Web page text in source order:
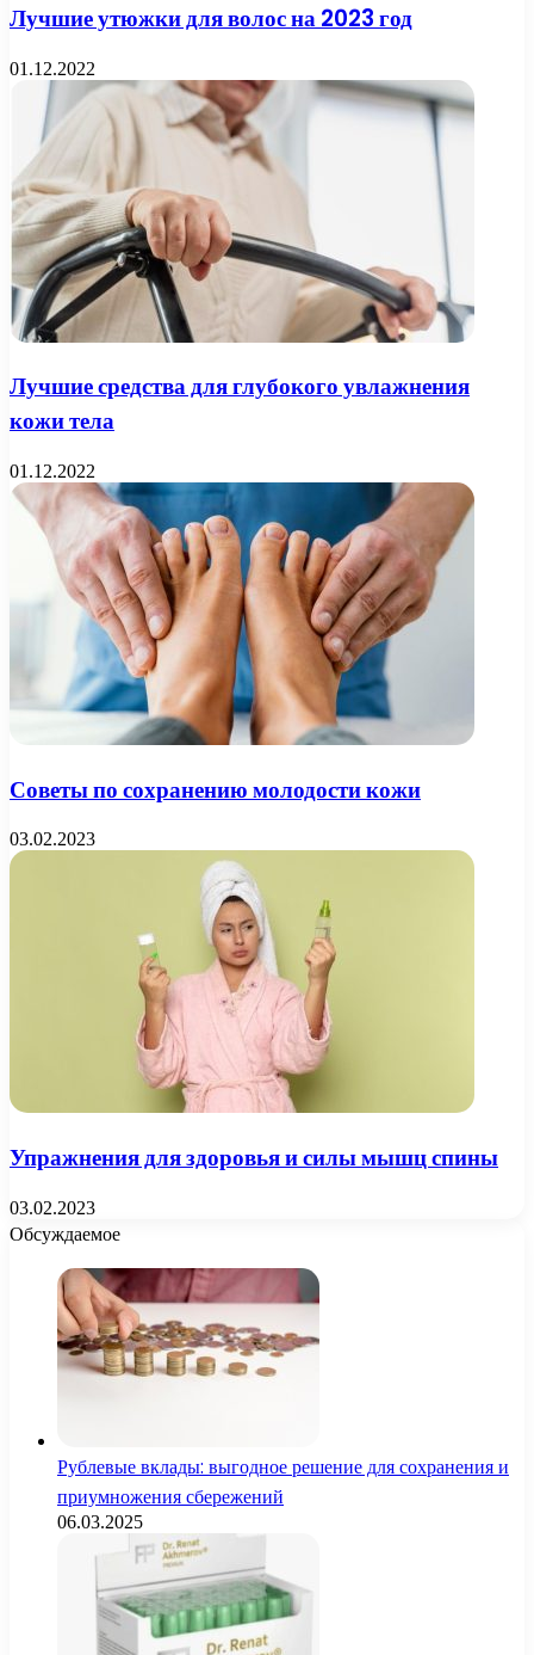
Лучшие утюжки для волос на 2023 год
01.12.2022
Лучшие средства для глубокого увлажнения
кожи тела
01.12.2022
Советы по сохранению молодости кожи
03.02.2023
Упражнения для здоровья и силы мышц спины
03.02.2023
Обсуждаемое
Рублевые вклады: выгодное решение для сохранения и
приумножения сбережений
06.03.2025